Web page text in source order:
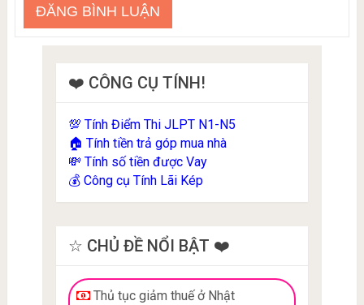
❤️ CÔNG CỤ TÍNH!
💯 Tính Điểm Thi JLPT N1-N5
🏠 Tính tiền trả góp mua nhà
💸 Tính số tiền được Vay
💰 Công cụ Tính Lãi Kép
☆ CHỦ ĐỀ NỔI BẬT ❤️
Thủ tục giảm thuế ở Nhật